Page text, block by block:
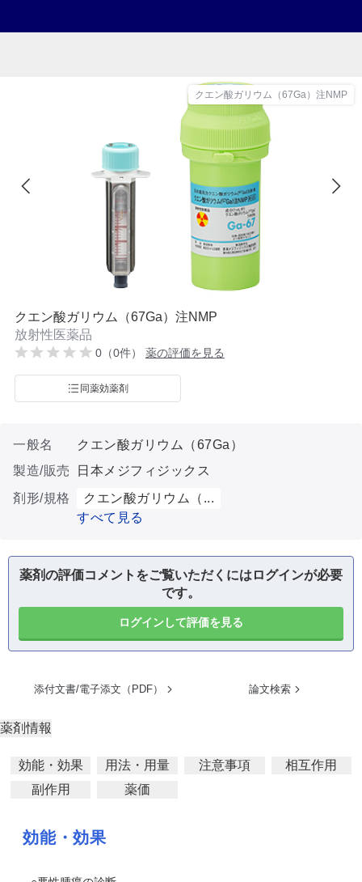
クエン酸ガリウム（67Ga）注NMP
クエン酸ガリウム（67Ga）注NMP
放射性医薬品
0（0件） 薬の評価を見る
同薬効薬剤
一般名
クエン酸ガリウム（67Ga）
製造/販売
日本メジフィジックス
剤形/規格
クエン酸ガリウム（...
すべて見る
薬剤の評価コメントをご覧いただくにはログインが必要
です。
ログインして評価を見る
添付文書/電子添文（PDF） 論文検索
薬剤情報
効能・効果 用法・用量 注意事項
相互作用
副作用
薬価
効能・効果